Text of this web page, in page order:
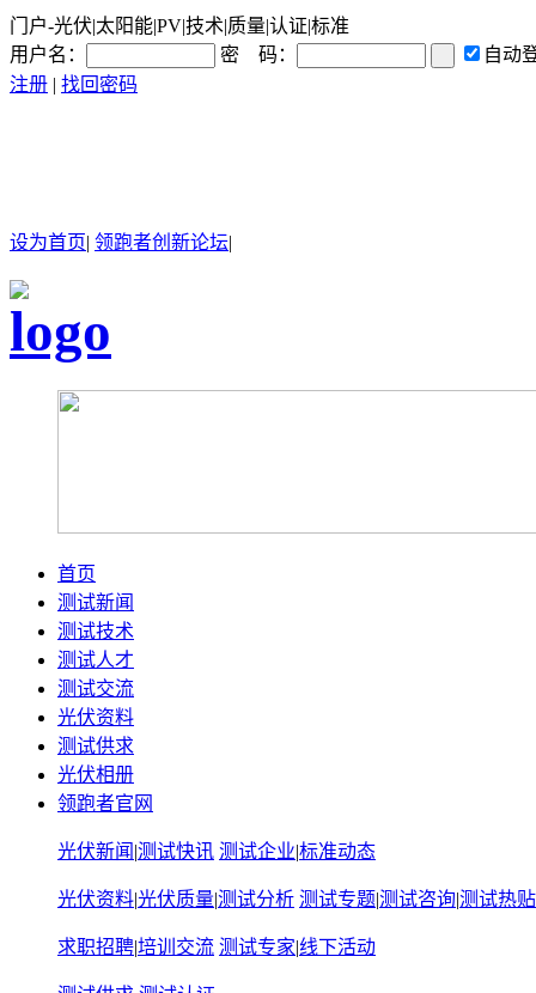
门户-光伏|太阳能|PV|技术|质量|认证|标准
用户名：
密 码：
自动
注册 | 找回密码
设为首页| 领跑者创新论坛|
首页
测试新闻
测试技术
测试人才
测试交流
光伏资料
测试供求
光伏相册
领跑者官网
光伏新闻 |测试快讯 测试企业|标准动态
光伏资料|光伏质量|测试分析 测试专题|测试咨询|测试热贴
求职招聘|培训交流 测试专家|线下活动